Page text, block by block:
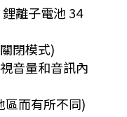
離子電池 34
閉模式)
音量和音訊內
區而有所不同)